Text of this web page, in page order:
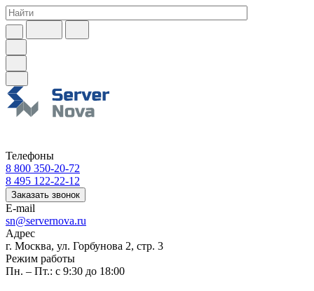
Телефоны
8 800 350-20-72
8 495 122-22-12
Заказать звонок
E-mail
sn@servernova.ru
Адрес
г. Москва, ул. Горбунова 2, стр. 3
Режим работы
Пн. – Пт.: с 9:30 до 18:00